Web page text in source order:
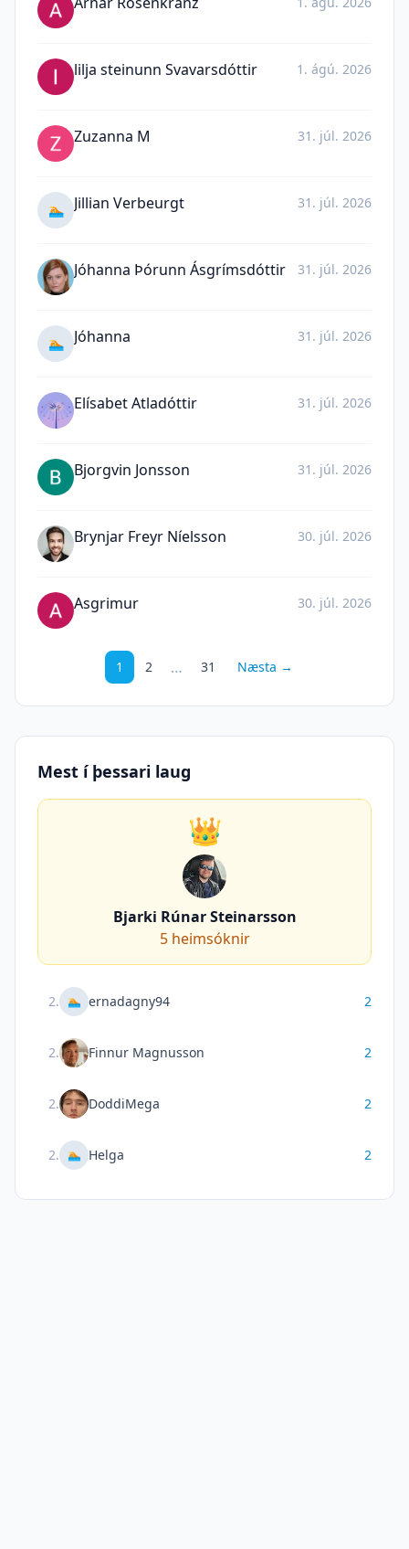
lilja steinunn Svavarsdóttir 1. ágú. 2026
Zuzanna M 31. júl. 2026
🏊 Jillian Verbeurgt 31. júl. 2026
Jóhanna Þórunn Ásgrímsdóttir 31. júl. 2026
🏊 Jóhanna 31. júl. 2026
Elísabet Atladóttir 31. júl. 2026
Bjorgvin Jonsson 31. júl. 2026
Brynjar Freyr Níelsson 30. júl. 2026
Asgrimur 30. júl. 2026
1 2 … 31 Næsta →
Mest í þessari laug
👑
Bjarki Rúnar Steinarsson
5 heimsóknir
2. 🏊 ernadagny94 2
2. Finnur Magnusson 2
2. DoddiMega 2
2. 🏊 Helga 2